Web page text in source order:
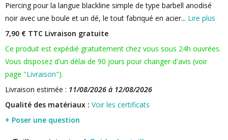
Piercing pour la langue blackline simple de type barbell anodisé
noir avec une boule et un dé, le tout fabriqué en acier... Lire plus
7,90 € TTC Livraison gratuite
Ce produit est expédié gratuitement chez vous sous 24h ouvrées.
Vous disposez d'un délai de 90 jours pour changer d'avis (voir
page "Livraison").
Livraison estimée : 11/08/2026 à 12/08/2026
Qualité des matériaux : Voir les certificats
+ Poser une question